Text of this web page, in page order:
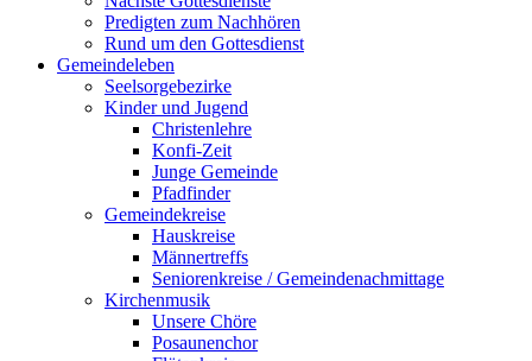
Predigten zum Nachhören
Rund um den Gottesdienst
Gemeindeleben
Seelsorgebezirke
Kinder und Jugend
Christenlehre
Konfi-Zeit
Junge Gemeinde
Pfadfinder
Gemeindekreise
Hauskreise
Männertreffs
Seniorenkreise / Gemeindenachmittage
Kirchenmusik
Unsere Chöre
Posaunenchor